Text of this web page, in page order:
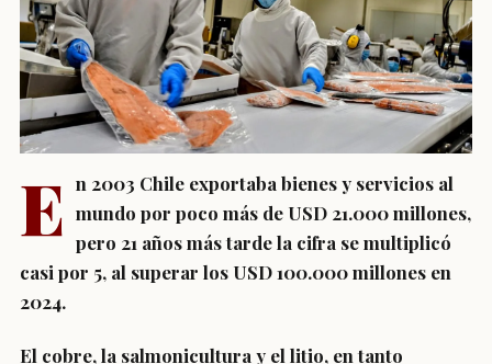
E n 2003 Chile exportaba bienes y servicios al
mundo por poco más de USD 21.000 millones,
pero 21 años más tarde la cifra se multiplicó
casi por 5, al superar los USD 100.000 millones en
2024.
El cobre, la salmonicultura y el litio, en tanto